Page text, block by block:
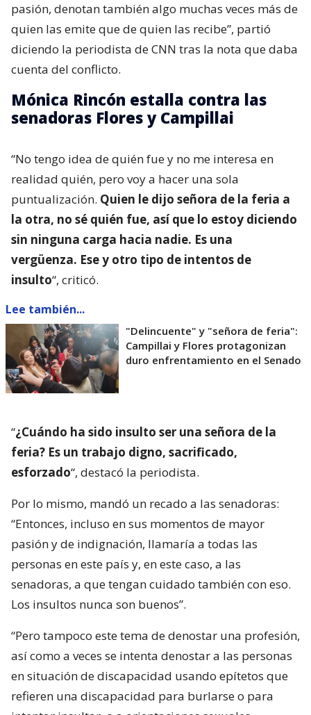
pasión, denotan también algo muchas veces más de
quien las emite que de quien las recibe”, partió
diciendo la periodista de CNN tras la nota que daba
cuenta del conflicto.
Mónica Rincón estalla contra las
senadoras Flores y Campillai
“No tengo idea de quién fue y no me interesa en
realidad quién, pero voy a hacer una sola
puntualización. Quien le dijo señora de la feria a
la otra, no sé quién fue, así que lo estoy diciendo
sin ninguna carga hacia nadie. Es una
vergüenza. Ese y otro tipo de intentos de
insulto“, criticó.
Lee también...
"Delincuente" y "señora de feria":
Campillai y Flores protagonizan
duro enfrentamiento en el Senado
“¿Cuándo ha sido insulto ser una señora de la
feria? Es un trabajo digno, sacrificado,
esforzado“, destacó la periodista.
Por lo mismo, mandó un recado a las senadoras:
“Entonces, incluso en sus momentos de mayor
pasión y de indignación, llamaría a todas las
personas en este país y, en este caso, a las
senadoras, a que tengan cuidado también con eso.
Los insultos nunca son buenos”.
“Pero tampoco este tema de denostar una profesión,
así como a veces se intenta denostar a las personas
en situación de discapacidad usando epítetos que
refieren una discapacidad para burlarse o para